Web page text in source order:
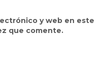
y web en este
que comente.